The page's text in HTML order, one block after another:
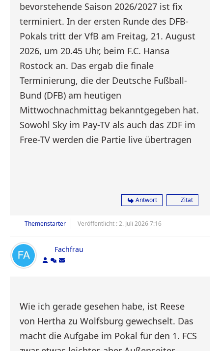
bevorstehende Saison 2026/2027 ist fix
terminiert. In der ersten Runde des DFB-
Pokals tritt der VfB am Freitag, 21. August
2026, um 20.45 Uhr, beim F.C. Hansa
Rostock an. Das ergab die finale
Terminierung, die der Deutsche Fußball-
Bund (DFB) am heutigen
Mittwochnachmittag bekanntgegeben hat.
Sowohl Sky im Pay-TV als auch das ZDF im
Free-TV werden die Partie live übertragen
Antwort Zitat
Themenstarter Veröffentlicht : 2. Juli 2026 7:16
Fachfrau
Wie ich gerade gesehen habe, ist Reese
von Hertha zu Wolfsburg gewechselt. Das
macht die Aufgabe im Pokal für den 1. FCS